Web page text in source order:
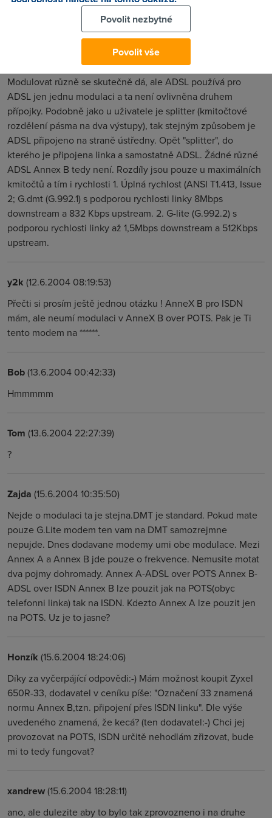
Je to pro mě furt velká neznámá, kterou bych potřeboval
(12.6.2004 10:43:34)
Modulovat různě se skutečně dá, ale ADSL používá pro
ADSL jen jednu modulaci a ta není ovlivněna druhem
přípojky. Podobně jako u uživatele je splitter (kmitočtové
rozdělení pásma na dva výstupy), tak stejným způsobem je
ADSL připojeno na straně ústředny. Opět "splitter", do
kterého je připojena linka a samostatně ADSL. Žádné různé
ADSL Annex B tedy není. Rozdíly jsou pouze u maximálních
kmitočtů a tím i rychlosti 1. Úplná rychlost (ANSI T1.413, Issue
2; G.dmt (G.992.1) s podporou rychlosti linky 8Mbps
downstream a 832 Kbps upstream. 2. G-lite (G.992.2) s
podporou rychlosti linky až 1,5Mbps downstream a 512Kbps
upstream.
y2k (12.6.2004 08:19:53)
Přečti si prosím ještě jednou otázku ! AnneX B pro ISDN
mám, ale neumí modulaci v AnneX B over POTS. Pak je Ti
tento modem na ******.
Bob(13.6.2004 00:42:33)
Hmmmmm
Tom (13.6.2004 22:27:39)
?
Zajda (15.6.2004 10:35:50)
Nejde o modulaci ta je stejna.DMT je standard. Pokud mate
pouze G.Lite modem ten vam na DMT samozrejmne
nepujde. Dnes dodavane modemy umi obe modulace. Mezi
Annex A a Annex B jde pouze o frekvence. Nemusite motat
dva pojmy dohromady. Annex A-ADSL over POTS Annex B-
ADSL over ISDN Annex B lze pouzit jak na POTS(obyc
telefonni linka) tak na ISDN. Kdezto Annex A lze pouzit jen
na POTS. Uz je to jasne?
Honzík (15.6.2004 18:24:06)
Díky za vyčerpájící odpovědi:-) Mám možnost koupit Zyxel
650R-33, dodavatel v ceníku píše: "Označení 33 znamená
normu Annex B,tzn. připojení přes ISDN linku". Dle výše
uvedeného znamená, že kecá? (ten dodavatel:-) Chci jej
provozovat na POTS, ISDN určitě nehodlám zřizovat, bude
mi to tedy fungovat?
xandrew(15.6.2004 18:28:11)
ano, ale dulezite aby to bylo tak zprovozneno i na druhe
Povolit nezbytné
Povolit vše